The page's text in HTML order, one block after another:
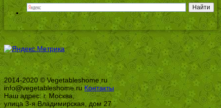
2014-2020 © Vegetableshome.ru
info@vegetableshome.ruКонтакты
Наш адрес: г. Москва,
улица 3-я Владимирская, дом 27